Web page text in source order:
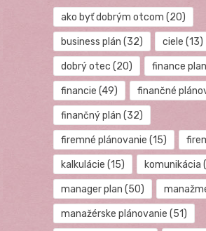
ako byť dobrým otcom (20)
business plán (32) ciele (13)
dobrý otec (20) finance plan
financie (49) finančné
finančný plán (32)
firemné plánovanie (15)
kalkulácie (15) komunikácia
manager plan (50)
manažérske plánovanie (51)